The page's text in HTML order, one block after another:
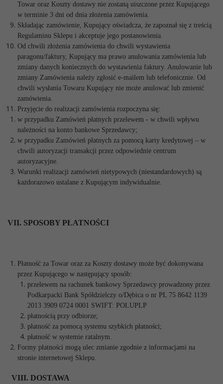
Towar oraz Koszty dostawy nie zostaną uiszczone przez Kupującego
w terminie 3 dni od dnia złożenia zamówienia.
Składając zamówienie, Kupujący oświadcza, że zapoznał się z treścią
Regulaminu Sklepu i akceptuje jego postanowienia.
Od chwili złożenia zamówienia do chwili wystawienia
paragonu/faktury, Kupujący ma prawo anulowania zamówienia lub
zmiany danych koniecznych do wystawienia faktury. Anulowanie lub
zmiany Zamówienia należy zgłosić e-mailem lub telefonicznie. Od
chwili wysłania Towaru Kupujący nie może anulować lub zmienić
zamówienia.
Przyjęcie do realizacji zamówienia rozpoczyna się:
w przypadku Zamówień płatnych przelewem - w chwili wpływu
należności na konto bankowe Sprzedawcy;
w przypadku Zamówień płatnych za pomocą karty kredytowej – w
chwili autoryzacji transakcji przez odpowiednie centrum
autoryzacyjne.
Warunki realizacji zamówień nietypowych (niestandardowych) są
każdorazowo ustalane z Kupującym indywidualnie.
VII. SPOSOBY PŁATNOŚCI
Płatność za Towar oraz za Koszty dostawy może być dokonywana
przez Kupującego w następujący sposób:
przelewem na rachunek bankowy Sprzedawcy prowadzony przez
Podkarpacki Bank Spółdzielczy o/Dębica o nr PL 75 8642 1139
2013 3909 0724 0001 SWIFT: POLUPLP
płatnością przy odbiorze;
płatność za pomocą systemu szybkich płatności;
płatność w systemie ratalnym.
Formy płatności mogą ulec zmianie zgodnie z informacjami na
stronie internetowej Sklepu.
VIII. DOSTAWA